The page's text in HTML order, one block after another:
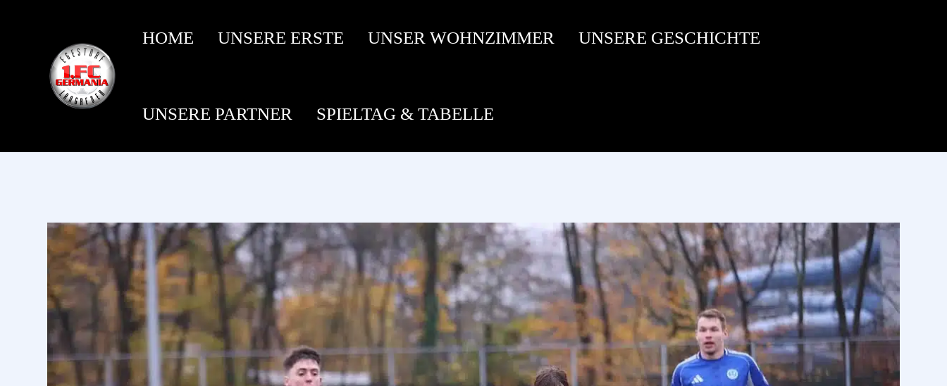
HOME UNSERE ERSTE UNSER WOHNZIMMER UNSERE GESCHICHTE
UNSERE PARTNER SPIELTAG & TABELLE